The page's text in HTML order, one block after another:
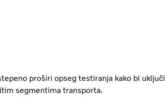
proširi opseg testiranja kako bi
segmentima transporta.